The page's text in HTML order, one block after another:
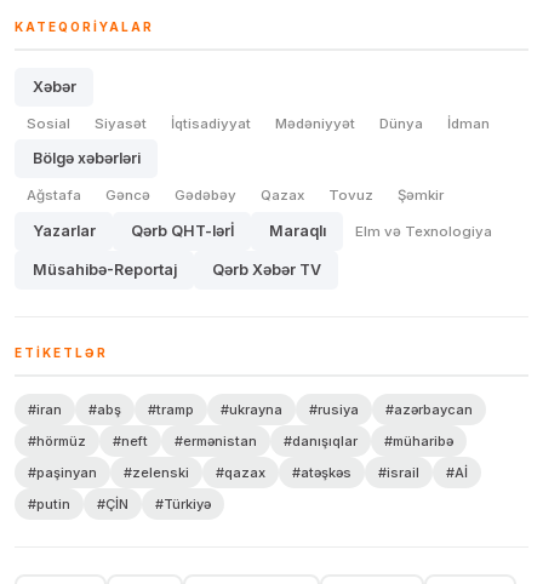
KATEQORIYALAR
Xəbər
Sosial Siyasət İqtisadiyyat Mədəniyyət Dünya İdman
Bölgə xəbərləri
Ağstafa Gəncə Gədəbəy Qazax Tovuz Şəmkir
Yazarlar Qərb QHT-lərİ Maraqlı Elm və Texnologiya
Müsahibə-Reportaj Qərb Xəbər TV
ETIKETLƏR
#iran #abş #tramp #ukrayna #rusiya
#azərbaycan
#hörmüz
#neft #ermənistan #danışıqlar
#müharibə
#paşinyan
#zelenski #qazax #atəşkəs #israil
#Aİ
#putin
#ÇİN #Türkiyə